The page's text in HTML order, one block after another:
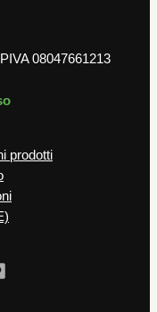
08047661213
prodotti